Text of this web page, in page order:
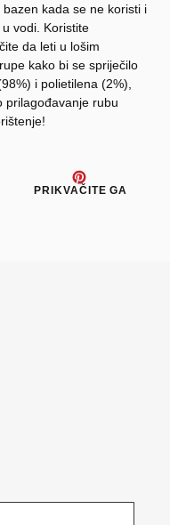
kada se ne koristi i
vodi. Koristite
da leti u lošim
kako bi se spriječilo
i polietilena (2%),
prilagođavanje rubu
PRIKVAČITE GA